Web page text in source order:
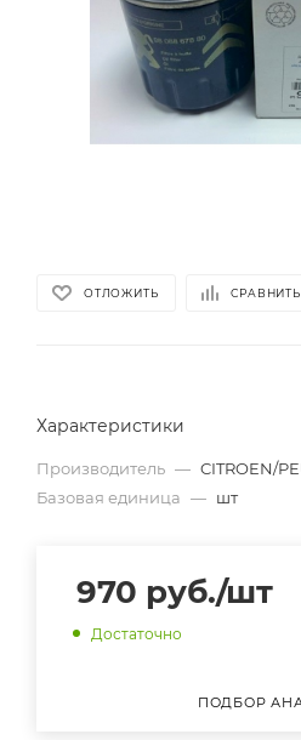
ОТЛОЖИТЬ СРАВНИТЬ
Характеристики
Производитель — CITROEN/
Базовая единица — шт
970 руб./шт
Достаточно
ПОДБОР